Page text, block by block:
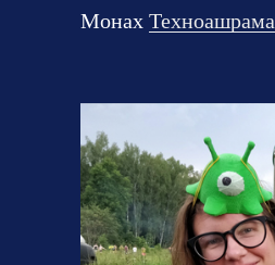
Монах Техноашрама